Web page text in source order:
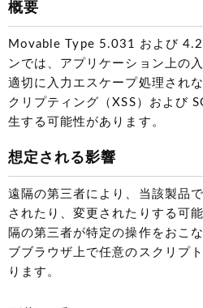
概要
Movable Type 5.031 および
ンでは、アプリケーション上の
適切に入力エスケープ処理され
クリプティング（XSS）および
生する可能性があります。
想定される影響
遠隔の第三者により、当該製品
されたり、変更されたりする可
隔の第三者が特定の操作をおこ
ブブラウザ上で任意のスクリプ
ります。